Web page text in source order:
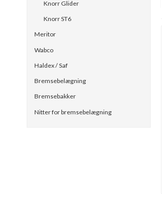
Knorr Glider
Knorr ST6
Meritor
Wabco
Haldex / Saf
Bremsebelægning
Bremsebakker
Nitter for bremsebelægning